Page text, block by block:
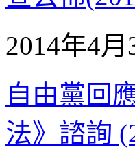
2014年4月
自由黨回
法》諮詢